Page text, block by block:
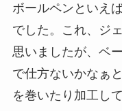
ボールペンといえ
でした。これ、ジ
思いましたが、ベ
で仕方ないかなぁ
を巻いたり加工し